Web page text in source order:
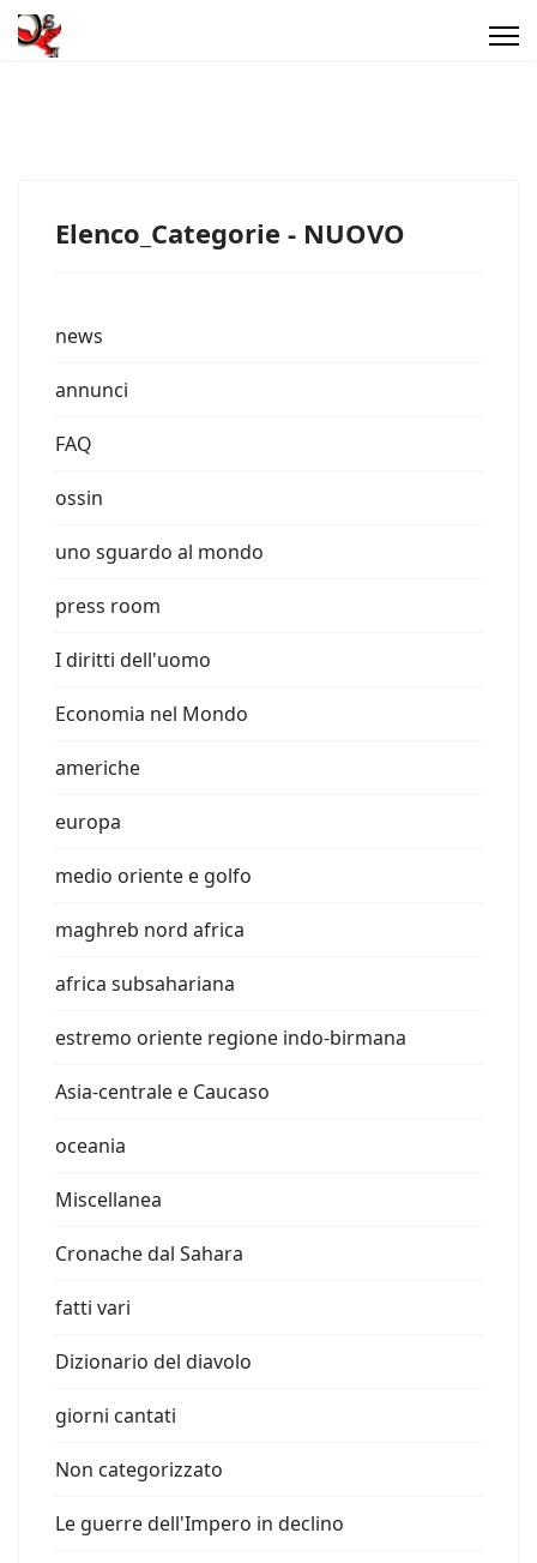
Elenco_Categorie - NUOVO
news
annunci
FAQ
ossin
uno sguardo al mondo
press room
I diritti dell'uomo
Economia nel Mondo
americhe
europa
medio oriente e golfo
maghreb nord africa
africa subsahariana
estremo oriente regione indo-birmana
Asia-centrale e Caucaso
oceania
Miscellanea
Cronache dal Sahara
fatti vari
Dizionario del diavolo
giorni cantati
Non categorizzato
Le guerre dell'Impero in declino